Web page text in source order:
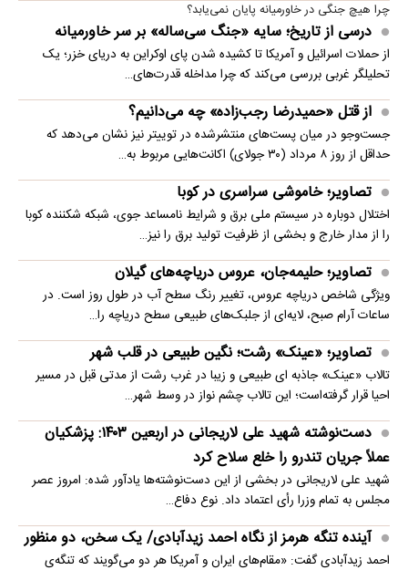
چرا هیچ جنگی در خاورمیانه پایان نمی‌یابد؟
درسی از تاریخ؛ سایه «جنگ سی‌ساله» بر سر خاورمیانه
از حملات اسرائیل و آمریکا تا کشیده شدن پای اوکراین به دریای خزر؛ یک
تحلیلگر غربی بررسی می‌کند که چرا مداخله قدرت‌های…
از قتل «حمیدرضا رجب‌زاده» چه می‌دانیم؟
جست‌وجو در میان پست‌های منتشرشده در توییتر نیز نشان می‌دهد که
حداقل از روز ۸ مرداد (۳۰ جولای) اکانت‌هایی مربوط به…
تصاویر؛ خاموشی سراسری در کوبا
اختلال دوباره در سیستم ملی برق و شرایط نامساعد جوی، شبکه شکننده کوبا
را از مدار خارج و بخشی از ظرفیت تولید برق را نیز…
تصاویر؛ حلیمه‌جان، عروس دریاچه‌های گیلان
ویژگی شاخص دریاچه عروس، تغییر رنگ سطح آب در طول روز است. در
ساعات آرام صبح، لایه‌ای از جلبک‌های طبیعی سطح دریاچه را…
تصاویر؛ «عینک» رشت؛ نگین طبیعی در قلب شهر
تالاب «عینک» جاذبه ای طبیعی و زیبا در غرب رشت از مدتی قبل در مسیر
احیا قرار گرفته‌است؛ این تالاب چشم نواز در وسط شهر…
دست‌نوشته شهید علی لاریجانی در اربعین ۱۴۰۳: پزشکیان
عملاً جریان تندرو را خلع سلاح کرد
شهید علی لاریجانی در بخشی از این دست‌نوشته‌ها یادآور شده: امروز عصر
مجلس به تمام وزرا رأی اعتماد داد. نوع دفاع…
آینده تنگه هرمز از نگاه احمد زیدآبادی/ یک سخن، دو منظور
احمد زیدآبادی گفت: «مقام‌های ایران و آمریکا هر دو می‌گویند که تنگه‌ی